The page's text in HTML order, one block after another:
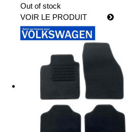
Out of stock
VOIR LE PRODUIT